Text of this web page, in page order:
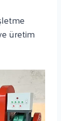
üretim